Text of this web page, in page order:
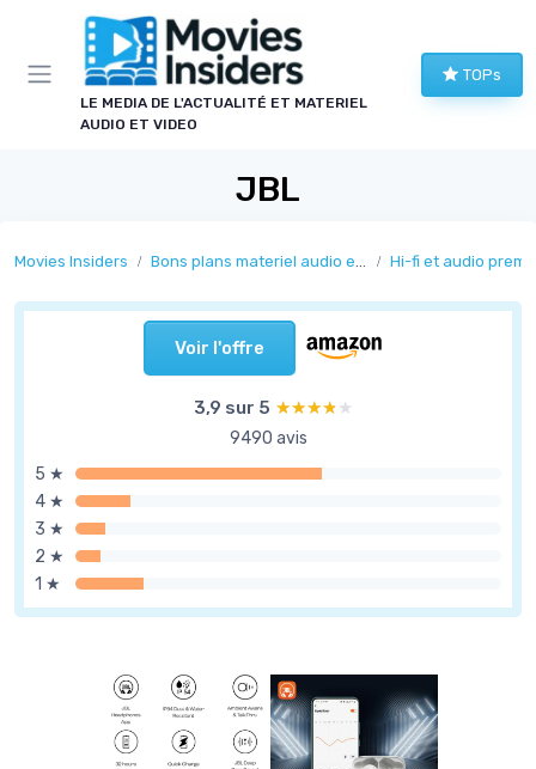
LE MEDIA DE L'ACTUALITÉ ET MATERIEL
AUDIO ET VIDEO
TOPs
JBL
Movies Insiders Bons plans materiel audio et video Hi-fi et audio
Voir l'offre
3,9 sur 5 ★★★★★
★★★★★
9490 avis
5 ★
4 ★
3 ★
2 ★
1 ★
Panneau de gestion des cookies